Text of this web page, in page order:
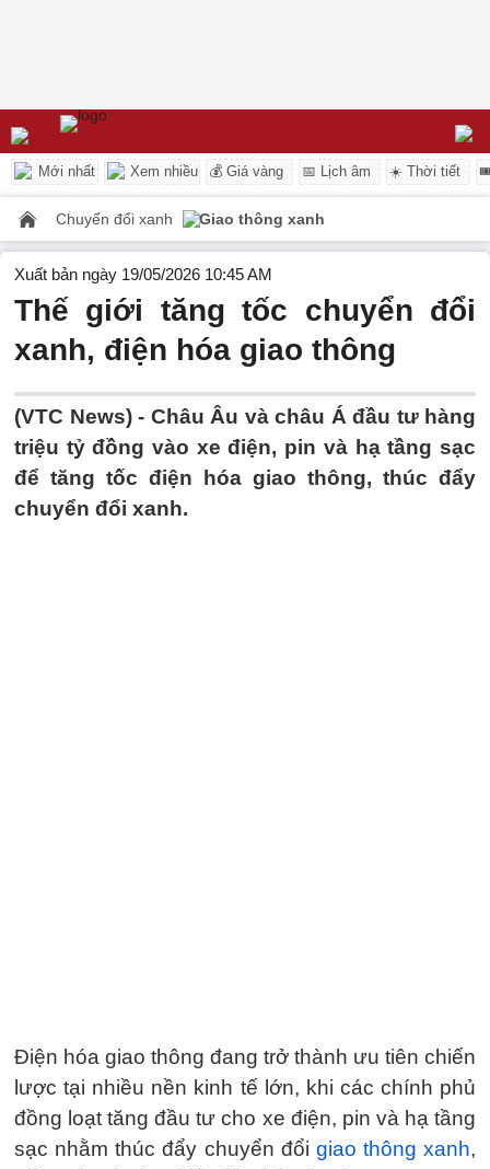
Mới nhất Xem nhiều 💰 Giá vàng 📅 Lịch âm ☀️ Thời tiết
Chuyển đổi xanh Giao thông xanh
Xuất bản ngày 19/05/2026 10:45 AM
Thế giới tăng tốc chuyển đổi
xanh, điện hóa giao thông
(VTC News) - Châu Âu và châu Á đầu tư hàng
triệu tỷ đồng vào xe điện, pin và hạ tầng sạc
để tăng tốc điện hóa giao thông, thúc đẩy
chuyển đổi xanh.
Điện hóa giao thông đang trở thành ưu tiên chiến
lược tại nhiều nền kinh tế lớn, khi các chính phủ
đồng loạt tăng đầu tư cho xe điện, pin và hạ tầng
sạc nhằm thúc đẩy chuyển đổi giao thông xanh,